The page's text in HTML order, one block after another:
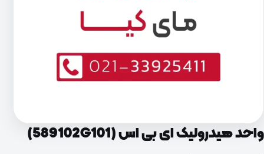
واحد هیدرولیک ای بی اس (589102G101)